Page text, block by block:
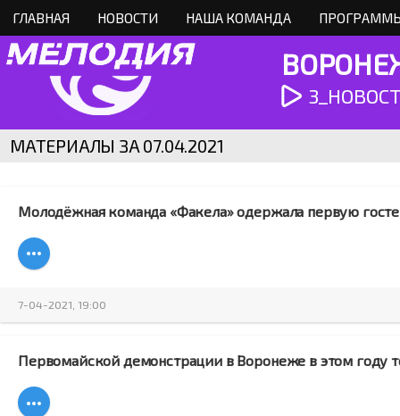
ГЛАВНАЯ НОВОСТИ НАША КОМАНДА
МАТЕРИАЛЫ ЗА 07.04.2021
Молодёжная команда «Факела» одержала первую
7-04-2021, 19:00
Первомайской демонстрации в Воронеже в этом году